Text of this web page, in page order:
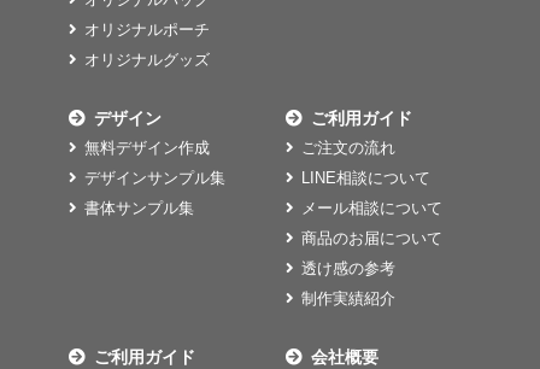
オリジナルポーチ
オリジナルグッズ
デザイン
無料デザイン作成
デザインサンプル集
書体サンプル集
ご利用ガイド
ご注文の流れ
LINE相談について
メール相談について
商品のお届について
透け感の参考
制作実績紹介
ご利用ガイド 会社概要